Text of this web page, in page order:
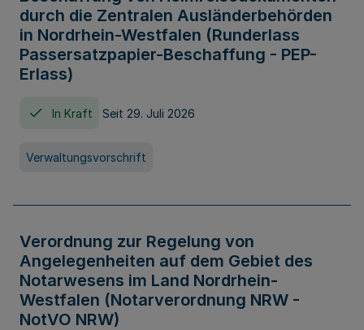
durch die Zentralen Ausländerbehörden
in Nordrhein-Westfalen (Runderlass
Passersatzpapier-Beschaffung - PEP-
Erlass)
In Kraft Seit 29. Juli 2026
Verwaltungsvorschrift
Verordnung zur Regelung von
Angelegenheiten auf dem Gebiet des
Notarwesens im Land Nordrhein-
Westfalen (Notarverordnung NRW -
NotVO NRW)